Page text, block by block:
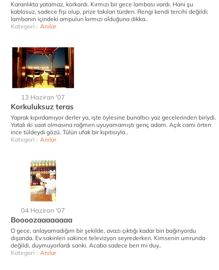
Karanlıkta yatamaz, korkardı. Kırmızı bir gece lambası vardı. Hani şu
kablosuz, sadece fişi olup, prize takılan türden. Rengi kendi tercihi değildi;
lambanın içindeki ampulun kırmızı olduğuna dikka..
Kategori : Anılar
13 Haziran '07
Korkuluksuz teras
Yaprak kıpırdamıyor derler ya, işte öylesine bunaltıcı yaz gecelerinden biriydi.
Yatalı iki saat olmasına rağmen uyuyamamıştı genç adam. Açık camı örten
ince tüldeydi gözü. Tülün ufak bir kıpıtısıyla..
Kategori : Anılar
04 Haziran '07
Boooozaaaaaaaa
O gece, anlayamadığım bir şekilde, avazı çıktığı kadar biri bağırıyordu
dışarıda. Ev sakinleri sakince televizyon seyrederken. Kimsenin umrunda
değildi, duymuyorlardı sanki. Acaba sadece ben mi duy..
Kategori : Anılar